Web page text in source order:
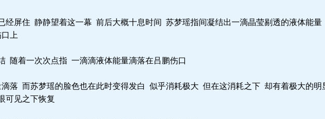
屏住 静静望着这一幕 前后大概十息时间 苏梦瑶指间凝结出一滴晶莹剔透的液体能量
上
随着一次次点指 一滴滴液体能量滴落在吕鹏伤口
落 而苏梦瑶的脸色也在此时变得发白 似乎消耗极大 但在这消耗之下 却有着极大的明
可见之下恢复